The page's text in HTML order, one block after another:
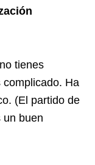
tienes
Ha
(El partido de
un buen